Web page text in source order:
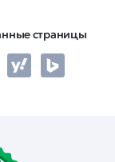
страницы